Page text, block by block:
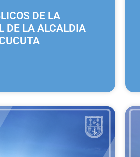
DE LA
DE LA ALCALDIA